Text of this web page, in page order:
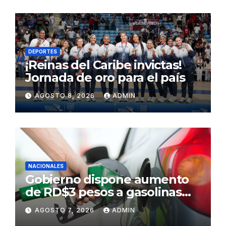
DEPORTES
¡Reinas del Caribe invictas!
Jornada de oro para el país
AGOSTO 8, 2026 ADMIN
NACIONALES
Gobierno dispone aumento
de RD$3 pesos a gasolinas
premium y regular
AGOSTO 7, 2026 ADMIN